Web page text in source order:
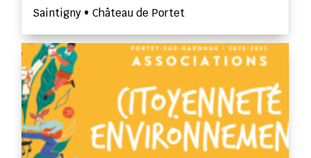
Saintigny • Château de Portet